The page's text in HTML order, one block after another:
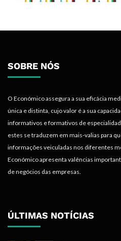
SOBRE NÓS
O Económico assegura a sua eficácia
única e distinta, cujo valor é a sua
informativos e formativos de
estes se traduzem em mais-valias para
informações veiculadas nos diferentes
Económico apresenta valências
de negócios das empresas.
ÚLTIMAS NOTÍCIAS